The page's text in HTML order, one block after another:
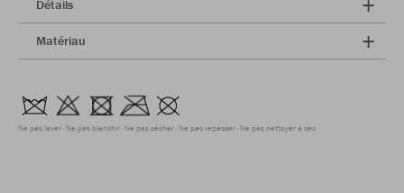
Détails
Matériau
Ne pas laver Ne pas blanchir Ne pas sécher Ne pas repasser Ne pas nettoyer à sec